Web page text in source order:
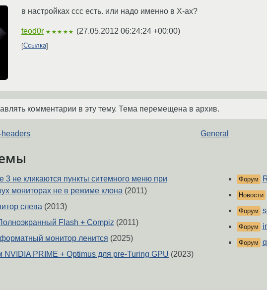
в настройках ссс есть. или надо именно в X-ах?
teod0r ★★★★★ (27.05.2012 06:24:24 +00:00)
Ссылка
комментарии в эту тему. Тема перемещена в архив.
General
3 не кликаются пункты ситемного меню при
мониторах не в режиме клона (2011)
слева (2013)
Flash + Compiz (2011)
монитор ленится (2025)
NVIDIA PRIME + Optimus для pre-Turing GPU (2023)
Форум
Новости
Форум
Форум
Форум